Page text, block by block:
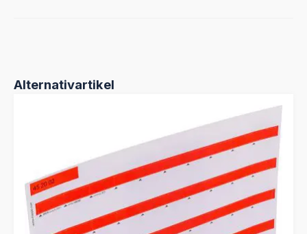
Produktgalerie überspringen
Alternativartikel